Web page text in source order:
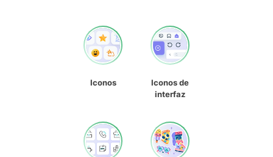
Iconos
Iconos de
interfaz